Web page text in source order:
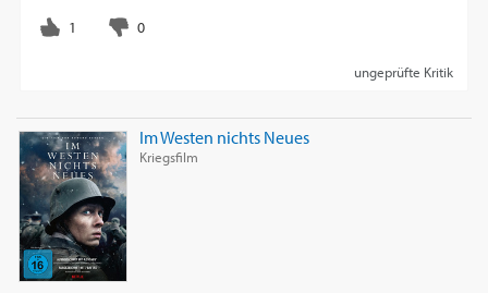
ungeprüfte Kritik
Im Westen nichts Neues
Kriegsfilm